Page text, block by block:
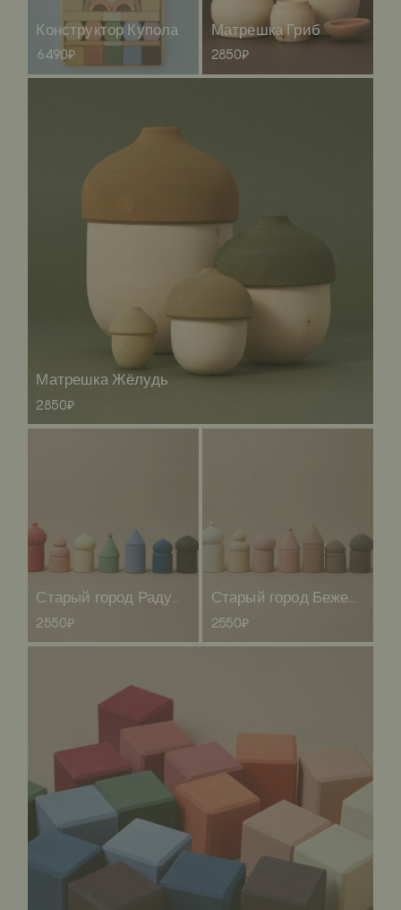
Конструктор Купола
6490₽
Матрешка Гриб
2850₽
Матрешка Жёлудь
2850₽
Старый город Радужный
2550₽
Старый город Бежевый
2550₽